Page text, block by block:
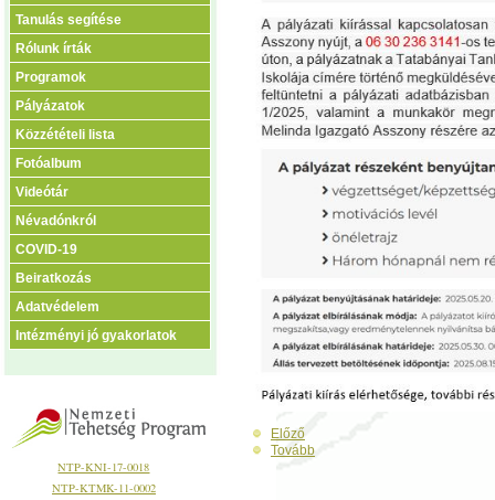
Tanulás segítése
Rólunk írták
Programok
Pályázatok
Közzétételi lista
Fotóalbum
Videótár
Névadónkról
COVID-19
Beiratkozás
Adatvédelem
Intézményi jó gyakorlatok
NTP-KNI-17-0018
NTP-KTMK-11-0002
Előző
Tovább